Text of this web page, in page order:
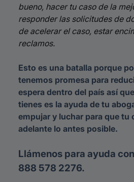
bueno, hacer tu caso de la
responder las solicitudes de
de acelerar el caso, estar
reclamos.
Esto es una batalla porque
tenemos promesa para
espera dentro del país así
tienes es la ayuda de tu
empujar y luchar para que tu
adelante lo antes posible.
Llámenos para ayuda
888 578 2276.